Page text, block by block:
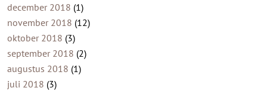
december 2018 (1)
november 2018 (12)
oktober 2018 (3)
september 2018 (2)
augustus 2018 (1)
juli 2018 (3)